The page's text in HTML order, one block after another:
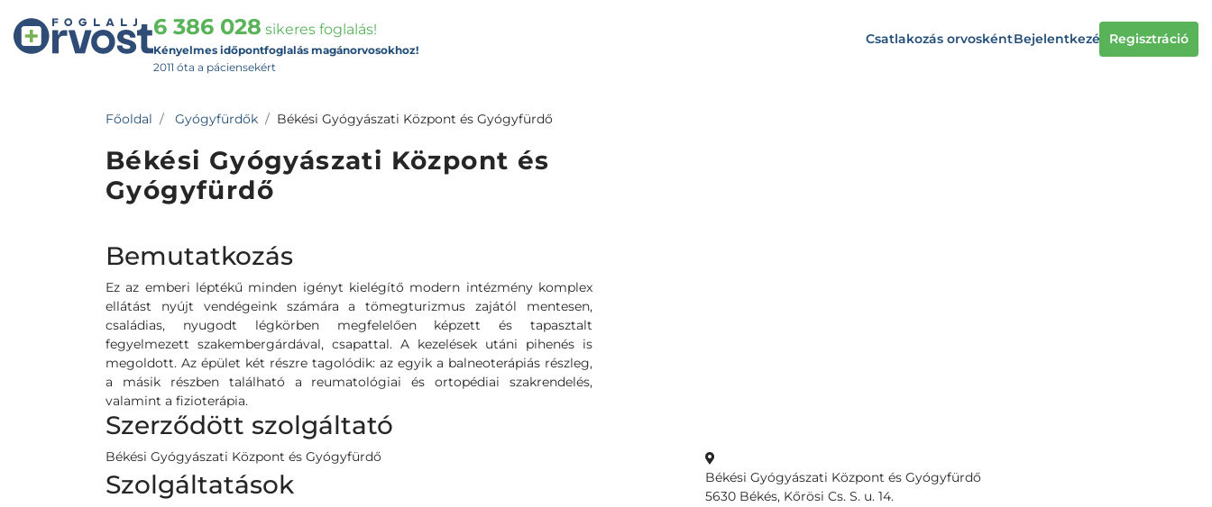
6 386 028 sikeres foglalás!
Kényelmes időpontfoglalás magánorvosokhoz!
2011 óta a páciensekért
Csatlakozás orvoskéntBejelentkezés Regisztráció
Főoldal Gyógyfürdők Békési Gyógyászati Központ és Gyógyfürdő
Békési Gyógyászati Központ és
Gyógyfürdő
Bemutatkozás
Ez az emberi léptékű minden igényt kielégítő modern intézmény komplex
ellátást nyújt vendégeink számára a tömegturizmus zajától mentesen,
családias, nyugodt légkörben megfelelően képzett és tapasztalt
fegyelmezett szakembergárdával, csapattal. A kezelések utáni pihenés is
megoldott. Az épület két részre tagolódik: az egyik a balneoterápiás részleg,
a másik részben található a reumatológiai és ortopédiai szakrendelés,
valamint a fizioterápia.
Szerződött szolgáltató
Békési Gyógyászati Központ és Gyógyfürdő
Szolgáltatások
Békési Gyógyászati Központ és Gyógyfürdő
5630 Békés, Kőrösi Cs. S. u. 14.